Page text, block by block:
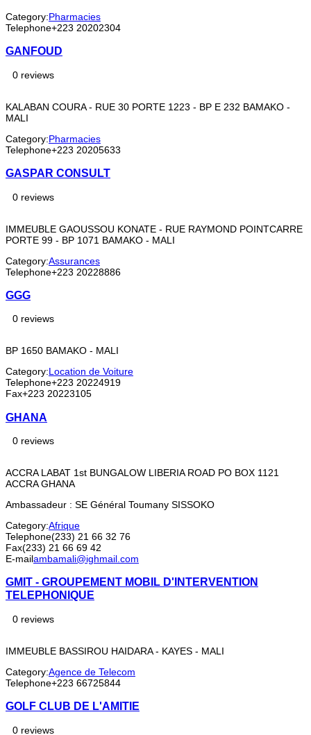
Category:Pharmacies
Telephone+223 20202304
GANFOUD
0 reviews
KALABAN COURA - RUE 30 PORTE 1223 - BP E 232 BAMAKO -
MALI
Category:Pharmacies
Telephone+223 20205633
GASPAR CONSULT
0 reviews
IMMEUBLE GAOUSSOU KONATE - RUE RAYMOND POINTCARRE
PORTE 99 - BP 1071 BAMAKO - MALI
Category:Assurances
Telephone+223 20228886
GGG
0 reviews
BP 1650 BAMAKO - MALI
Category:Location de Voiture
Telephone+223 20224919
Fax+223 20223105
GHANA
0 reviews
ACCRA LABAT 1st BUNGALOW LIBERIA ROAD PO BOX 1121
ACCRA GHANA
Ambassadeur : SE Général Toumany SISSOKO
Category:Afrique
Telephone(233) 21 66 32 76
Fax(233) 21 66 69 42
E-mailambamali@ighmail.com
GMIT - GROUPEMENT MOBIL D'INTERVENTION
TELEPHONIQUE
0 reviews
IMMEUBLE BASSIROU HAIDARA - KAYES - MALI
Category:Agence de Telecom
Telephone+223 66725844
GOLF CLUB DE L'AMITIE
0 reviews